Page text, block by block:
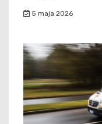
5 maja 2026